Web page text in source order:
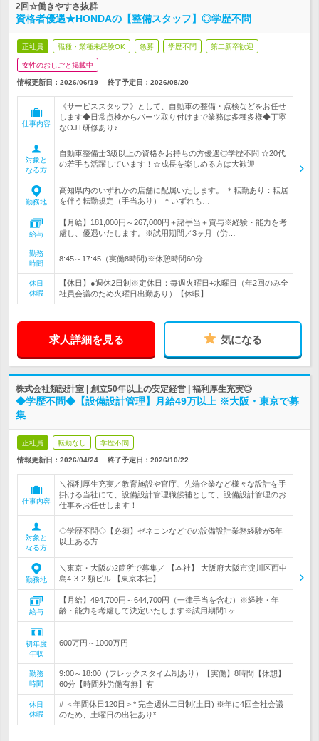
2回☆働きやすさ抜群
資格者優遇★HONDAの【整備スタッフ】◎学歴不問
正社員 職種・業種未経験OK 急募 学歴不問 第二新卒歓迎
女性のおしごと掲載中
情報更新日：2026/06/19 終了予定日： 2026/08/20
仕事内容
《サービススタッフ》として、自動車の整備・点検などをお任せ
します◆日常点検からパーツ取り付けまで業務は多種多様◆丁寧
なOJT研修あり♪
対象と
なる方
自動車整備士3級以上の資格をお持ちの方優遇◎学歴不問 ☆20代
の若手も活躍しています！☆成長を楽しめる方は大歓迎
勤務地
高知県内のいずれかの店舗に配属いたします。 ＊転勤あり：転居
を伴う転勤規定（手当あり） ＊いずれも…
給与
【月給】181,000円～267,000円＋諸手当＋賞与※経験・能力を考
慮し、優遇いたします。※試用期間／3ヶ月（労…
勤務
時間
8:45～17:45（実働8時間)※休憩時間60分
休日
休暇
【休日】●週休2日制※定休日：毎週火曜日+水曜日（年2回のみ全
社員会議のため火曜日出勤あり）【休暇】…
求人詳細を見る 気になる
株式会社類設計室 | 創立50年以上の安定経営 | 福利厚生充実◎
◆学歴不問◆【設備設計管理】月給49万以上 ※大阪・東京で募
集
正社員 転勤なし 学歴不問
情報更新日：2026/04/24 終了予定日： 2026/10/22
仕事内容
＼福利厚生充実／教育施設や官庁、先端企業など様々な設計を手
掛ける当社にて、設備設計管理職候補として、設備設計管理のお
仕事をお任せします！
対象と
なる方
◇学歴不問◇【必須】ゼネコンなどでの設備設計業務経験が5年
以上ある方
勤務地
＼東京・大阪の2箇所で募集／ 【本社】 大阪府大阪市淀川区西中
島4-3-2 類ビル 【東京本社】…
給与
【月給】494,700円～644,700円（一律手当を含む）※経験・年
齢・能力を考慮して決定いたします※試用期間1ヶ…
初年度
年収
600万円～1000万円
勤務
時間
9:00～18:00（フレックスタイム制あり）【実働】8時間【休憩】
60分【時間外労働有無】有
休日
休暇
# ＜年間休日120日＞* 完全週休二日制(土日) ※年に4回全社会議
のため、土曜日の出社あり* …